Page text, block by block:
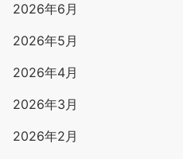
2026年6月
2026年5月
2026年4月
2026年3月
2026年2月